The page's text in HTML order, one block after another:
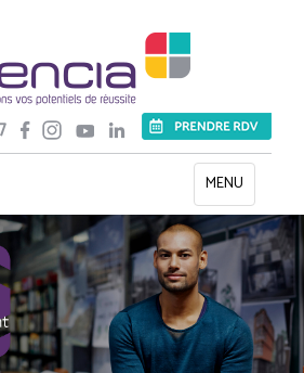
Toggle
navigation
MENU